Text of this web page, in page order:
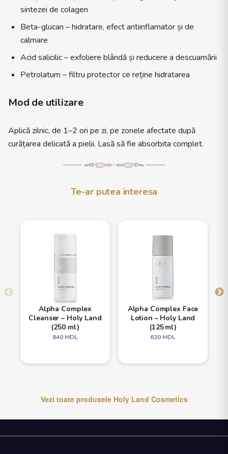
sintezei de colagen
Beta-glucan – hidratare, efect antiinflamator și de
calmare
Acid salicilic – exfoliere blândă și reducere a descuamării
Petrolatum – filtru protector ce reține hidratarea
Mod de utilizare
Aplică zilnic, de 1–2 ori pe zi, pe zonele afectate după
curățarea delicată a pielii. Lasă să fie absorbita complet.
Te-ar putea interesa
Alpha Complex
Cleanser – Holy Land
(250 ml)
840 MDL
Alpha Complex Face
Lotion – Holy Land
(125 ml)
620 MDL
Vezi toate produsele Holy Land Cosmetics